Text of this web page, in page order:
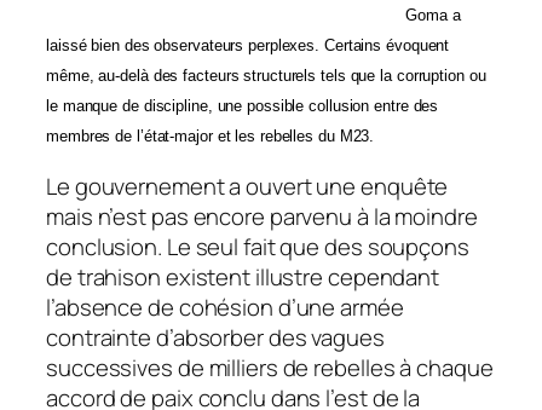
Goma a
laissé bien des observateurs perplexes. Certains évoquent
même, au-delà des facteurs structurels tels que la corruption ou
le manque de discipline, une possible collusion entre des
membres de l’état-major et les rebelles du M23.
Le gouvernement a ouvert une enquête
mais n’est pas encore parvenu à la moindre
conclusion. Le seul fait que des soupçons
de trahison existent illustre cependant
l’absence de cohésion d’une armée
contrainte d’absorber des vagues
successives de milliers de rebelles à chaque
accord de paix conclu dans l’est de la